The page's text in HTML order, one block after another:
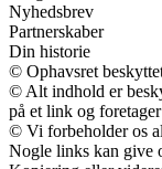
Nyhedsbrev
Partnerskaber
Din historie
© Ophavsret
© Alt indhold er
på et link og
© Vi forbeholder os
Nogle links kan give